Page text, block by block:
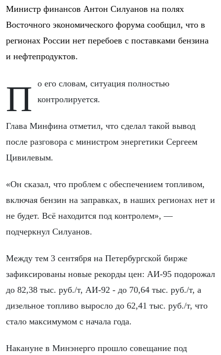
Министр финансов Антон Силуанов на полях
Восточного экономического форума сообщил, что в
регионах России нет перебоев с поставками бензина
и нефтепродуктов.
По его словам, ситуация полностью контролируется.
Глава Минфина отметил, что сделал такой вывод
после разговора с министром энергетики Сергеем
Цивилевым.
«Он сказал, что проблем с обеспечением топливом,
включая бензин на заправках, в наших регионах нет и
не будет. Всё находится под контролем», —
подчеркнул Силуанов.
Между тем 3 сентября на Петербургской бирже
зафиксированы новые рекорды цен: АИ-95 подорожал
до 82,38 тыс. руб./т, АИ-92 - до 70,64 тыс. руб./т, а
дизельное топливо выросло до 62,41 тыс. руб./т, что
стало максимумом с начала года.
Накануне в Минэнерго прошло совещание под